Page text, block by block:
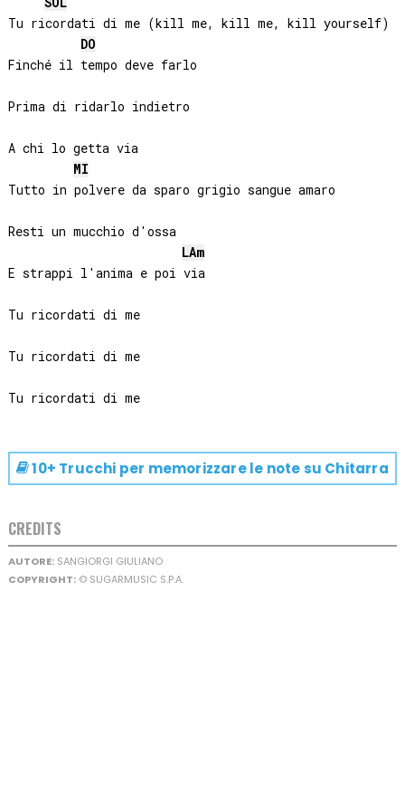
Tu ricordati di me (kill me, kill me, kill yourself)
DO
Finché il tempo deve farlo
Prima di ridarlo indietro
A chi lo getta via
MI
Tutto in polvere da sparo grigio sangue amaro
Resti un mucchio d'ossa
LAm
E strappi l'anima e poi via
Tu ricordati di me
Tu ricordati di me
Tu ricordati di me
10+ Trucchi per memorizzare le note su Chitarra
CREDITS
AUTORE:SANGIORGI GIULIANO
COPYRIGHT:© SUGARMUSIC S.P.A.